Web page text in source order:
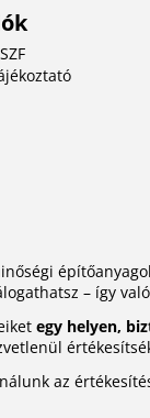
– így
egy helyen,
az